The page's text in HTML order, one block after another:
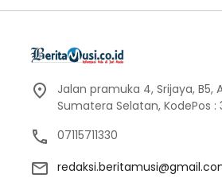
Jalan pramuka 4, Srijaya,
Sumatera Selatan, KodePos :
07115711330